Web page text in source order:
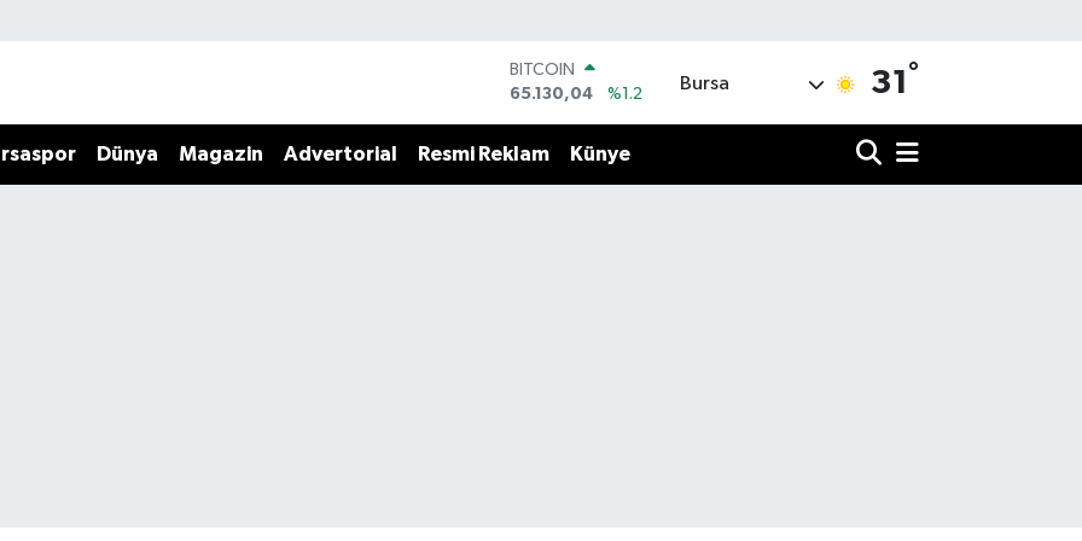
65.130,04
DOLAR
55,0265
%0.01
STERLİN
Bursa 31 °
Dünya Magazin Advertorial Resmi Reklam Künye